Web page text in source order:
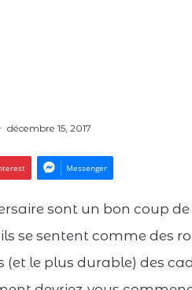
décembre 15, 2017
Messenger
sont un bon coup
se sentent comme des
(et le plus durable) des